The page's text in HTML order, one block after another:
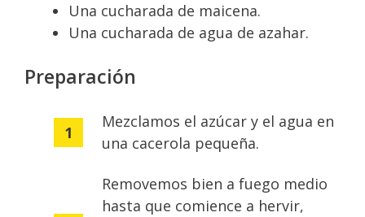
Una cucharada de maicena.
Una cucharada de agua de azahar.
Preparación
Mezclamos el azúcar y el agua en
una cacerola pequeña.
Removemos bien a fuego medio
hasta que comience a hervir,